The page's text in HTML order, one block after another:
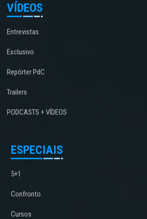
VÍDEOS
Entrevistas
Exclusivo
Repórter PdC
Trailers
PODCASTS + VÍDEOS
ESPECIAIS
5+1
Confronto
Cursos